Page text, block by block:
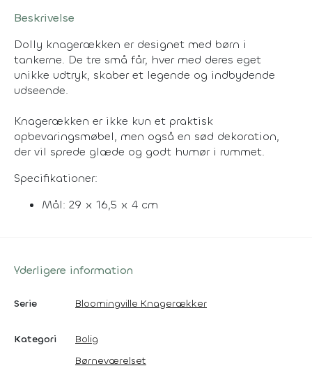
Beskrivelse
Dolly knagerækken er designet med børn i
tankerne. De tre små får, hver med deres eget
unikke udtryk, skaber et legende og indbydende
udseende.
Knagerækken er ikke kun et praktisk
opbevaringsmøbel, men også en sød dekoration,
der vil sprede glæde og godt humør i rummet.
Specifikationer:
Mål: 29 x 16,5 x 4 cm
Yderligere information
Serie Bloomingville Knagerækker
Kategori
Bolig
Børneværelset